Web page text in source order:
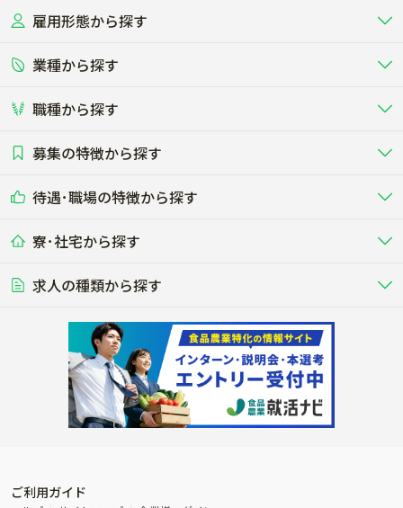
北海道
関東
東海
雇用形態から探す
正社員 バイト・アルバイト・パート
短期アルバイト
その他（独立・副業など）
業種から探す
畜産（酪農･肉牛･養豚･養鶏など）
酪農
する牧場
養豚
る養豚場
レースで活躍する馬の手入れや子馬
その他畜産
その他動物の畜産業（羊、ウズラな
ど）
畑・圃場で野菜・穀物を生産 ビニールハウスで多様な野菜の生産
稲作
ビニールハウスで観賞用植物の栽
植物工場
環境制御された工場で野菜の生産管
理
農業資材･肥料
農場設備・肥料・飼料の生産・流
農業用の機械・機材の開発・販
流通･商社
農産物・農産品の物流・卸し・輸出
入
製造･加工･販売 福祉
その他業種
木材の植林・伐採・加工、または
漁業･養殖
魚介類の採捕・養殖、または水産加
工場
職種から探す
農場･牧場･現場職
専門職（獣医師･人工授精師･
研究･開発 WEB･IT
その他職種
募集の特徴から探す
未経験歓迎
学歴不問
50代採用実績あり
AT免許OK
内定まで最短1週間 管理者･幹部採用
待遇･職場の特徴から探す
社会保険完備
食事補助あり
年間休日100日以上
経験者優遇 独立支援可能
寮･社宅から探す
単身寮あり
寮･社宅相談可
求人の種類から探す
転職おまかせ求人
ご利用ガイド